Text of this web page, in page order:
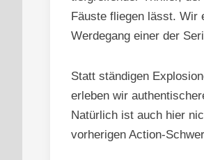
Fäuste fliegen lässt. Wir
Werdegang einer der
Statt ständigen
erleben wir
Natürlich ist auch hier
vorherigen Action-